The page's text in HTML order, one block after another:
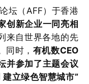
坛（AFF）于香港
创新企业一同亮相
来自世界各地的先
同时， 有机数CEO
并参加了主题会议
立绿色智慧城市”